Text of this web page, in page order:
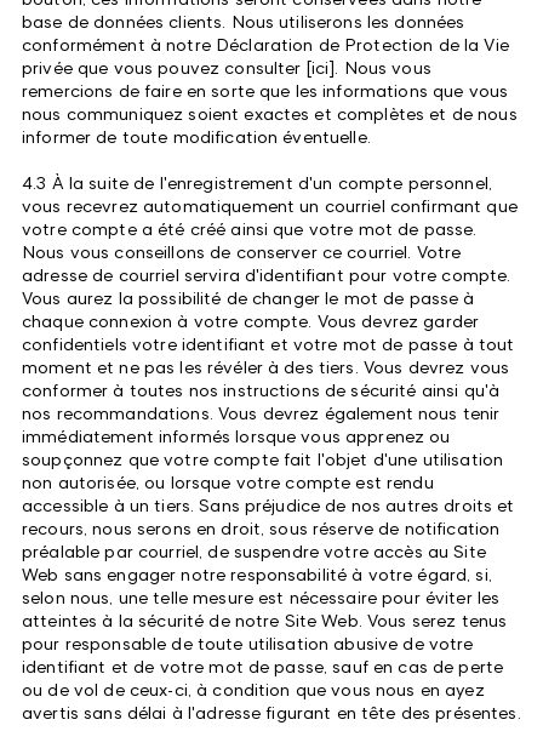
base de données clients. Nous utiliserons les données
conformément à notre Déclaration de Protection de la Vie
privée que vous pouvez consulter [ici]. Nous vous
remercions de faire en sorte que les informations que vous
nous communiquez soient exactes et complètes et de nous
informer de toute modification éventuelle.
4.3 À la suite de l'enregistrement d'un compte personnel,
vous recevrez automatiquement un courriel confirmant que
votre compte a été créé ainsi que votre mot de passe.
Nous vous conseillons de conserver ce courriel. Votre
adresse de courriel servira d'identifiant pour votre compte.
Vous aurez la possibilité de changer le mot de passe à
chaque connexion à votre compte. Vous devrez garder
confidentiels votre identifiant et votre mot de passe à tout
moment et ne pas les révéler à des tiers. Vous devrez vous
conformer à toutes nos instructions de sécurité ainsi qu'à
nos recommandations. Vous devrez également nous tenir
immédiatement informés lorsque vous apprenez ou
soupçonnez que votre compte fait l'objet d'une utilisation
non autorisée, ou lorsque votre compte est rendu
accessible à un tiers. Sans préjudice de nos autres droits et
recours, nous serons en droit, sous réserve de notification
préalable par courriel, de suspendre votre accès au Site
Web sans engager notre responsabilité à votre égard, si,
selon nous, une telle mesure est nécessaire pour éviter les
atteintes à la sécurité de notre Site Web. Vous serez tenus
pour responsable de toute utilisation abusive de votre
identifiant et de votre mot de passe, sauf en cas de perte
ou de vol de ceux-ci, à condition que vous nous en ayez
avertis sans délai à l'adresse figurant en tête des présentes.